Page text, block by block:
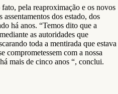
pela reaproximação e os novos
dos estado, dos
há anos. “Temos dito que a
as autoridades que
toda a mentirada que estava
comprometessem com a nossa
mais de cinco anos “, conclui.